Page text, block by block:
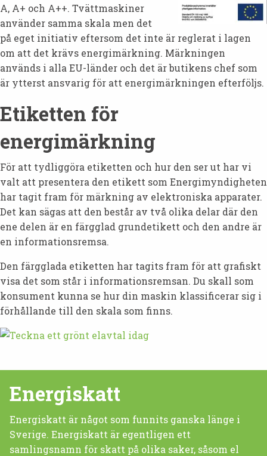
A, A+ och A++. Tvättmaskiner
använder samma skala men det
på eget initiativ eftersom det inte är reglerat i lagen
om att det krävs energimärkning. Märkningen
används i alla EU-länder och det är butikens chef som
är ytterst ansvarig för att energimärkningen efterföljs.
Etiketten för
energimärkning
För att tydliggöra etiketten och hur den ser ut har vi
valt att presentera den etikett som Energimyndigheten
har tagit fram för märkning av elektroniska apparater.
Det kan sägas att den består av två olika delar där den
ene delen är en färgglad grundetikett och den andre är
en informationsremsa.
Den färgglada etiketten har tagits fram för att grafiskt
visa det som står i informationsremsan. Du skall som
konsument kunna se hur din maskin klassificerar sig i
förhållande till den skala som finns.
Energiskatt
Energiskatt är något som funnits ganska länge i
Sverige. Energiskatt är egentligen ett
samlingsnamn för skatt på olika saker, såsom el